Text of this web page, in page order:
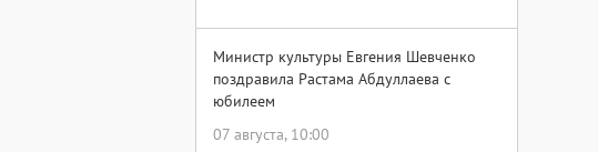
Министр культуры Евгения Шевченко
поздравила Растама Абдуллаева с
юбилеем
07 августа, 10:00